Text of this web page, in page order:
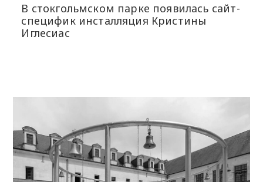
В стокгольмском парке появилась сайт-
специфик инсталляция Кристины
Иглесиас